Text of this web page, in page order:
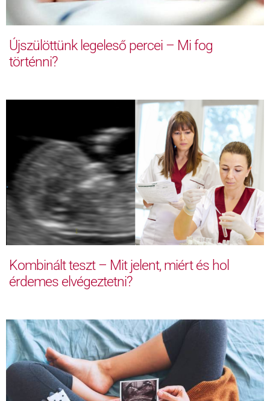
Újszülöttünk legeleső percei – Mi fog
történni?
Kombinált teszt – Mit jelent, miért és hol
érdemes elvégeztetni?